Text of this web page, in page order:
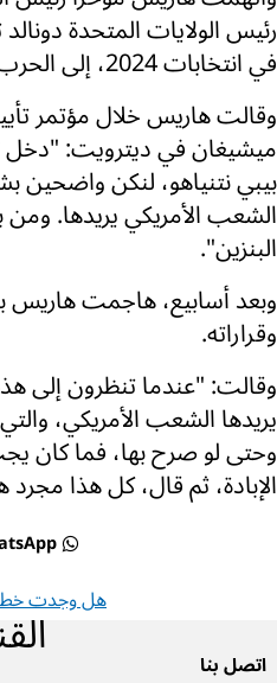
رئيس الولايات المتحدة
في انتخابات 2024، إلى الحرب مع إيران.
وقالت هاريس خلال مؤتمر
ميشيغان في ديترويت: "دخل
بيبي نتنياهو، لنكن
الشعب الأمريكي يريدها. ومن
البنزين".
وبعد أسابيع، هاجمت
وقراراته.
وقالت: "عندما تنظرون إلى
يريدها الشعب الأمريكي،
وحتى لو صرح بها، فما كان
الإبادة، ثم قال، كل هذا مجرد
هل وجدت
اتصل بنا